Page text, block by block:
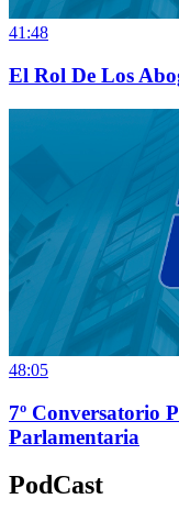
41:48
El Rol De Los
48:05
7º Conversatorio
Parlamentaria
PodCast